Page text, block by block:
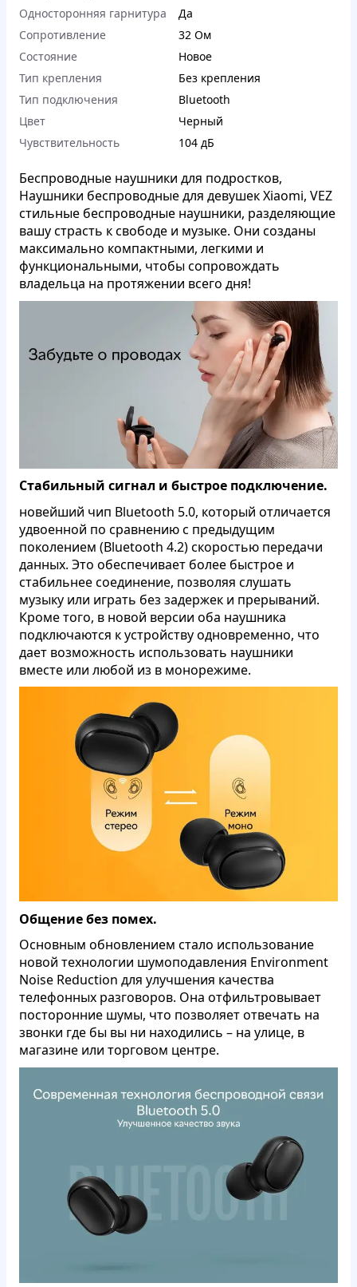
Односторонняя гарнитура
Да
Сопротивление
32 Ом
Состояние
Новое
Тип крепления
Без крепления
Тип подключения
Bluetooth
Цвет
Черный
Чувствительность
104 дБ
Беспроводные наушники для подростков,
Наушники беспроводные для девушек Xiaomi, VEZ
стильные беспроводные наушники, разделяющие
вашу страсть к свободе и музыке. Они созданы
максимально компактными, легкими и
функциональными, чтобы сопровождать
владельца на протяжении всего дня!
Стабильный сигнал и быстрое подключение.
новейший чип Bluetooth 5.0, который отличается
удвоенной по сравнению с предыдущим
поколением (Bluetooth 4.2) скоростью передачи
данных. Это обеспечивает более быстрое и
стабильнее соединение, позволяя слушать
музыку или играть без задержек и прерываний.
Кроме того, в новой версии оба наушника
подключаются к устройству одновременно, что
дает возможность использовать наушники
вместе или любой из в монорежиме.
Общение без помех.
Основным обновлением стало использование
новой технологии шумоподавления Environment
Noise Reduction для улучшения качества
телефонных разговоров. Она отфильтровывает
посторонние шумы, что позволяет отвечать на
звонки где бы вы ни находились – на улице, в
магазине или торговом центре.